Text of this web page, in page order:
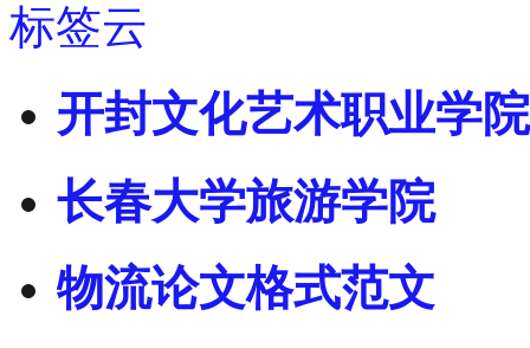
标签云
开封文化艺术职业学院
长春大学旅游学院
物流论文格式范文